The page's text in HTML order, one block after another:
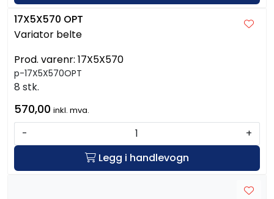
17X5X570 OPT
Variator belte
Prod. varenr: 17X5X570
p-17X5X570OPT
8 stk.
570,00 inkl. mva.
-
+
Legg i handlevogn